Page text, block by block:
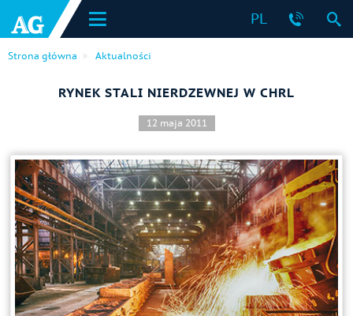
PL
Strona główna Aktualności
RYNEK STALI NIERDZEWNEJ W CHRL
12 maja 2011